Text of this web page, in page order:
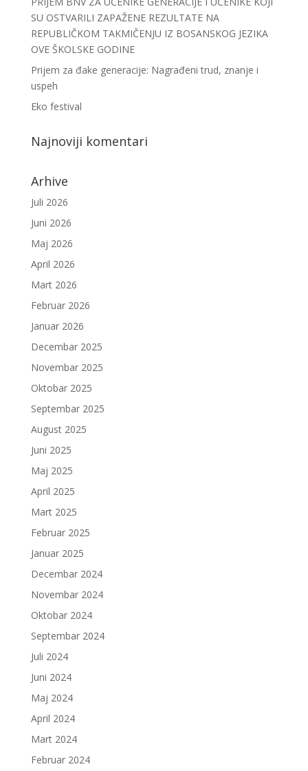
SU OSTVARILI ZAPAŽENE REZULTATE NA
REPUBLIČKOM TAKMIČENJU IZ BOSANSKOG JEZIKA
OVE ŠKOLSKE GODINE
Prijem za đake generacije: Nagrađeni trud, znanje i
uspeh
Eko festival
Najnoviji komentari
Arhive
Juli 2026
Juni 2026
Maj 2026
April 2026
Mart 2026
Februar 2026
Januar 2026
Decembar 2025
Novembar 2025
Oktobar 2025
Septembar 2025
August 2025
Juni 2025
Maj 2025
April 2025
Mart 2025
Februar 2025
Januar 2025
Decembar 2024
Novembar 2024
Oktobar 2024
Septembar 2024
Juli 2024
Juni 2024
Maj 2024
April 2024
Mart 2024
Februar 2024